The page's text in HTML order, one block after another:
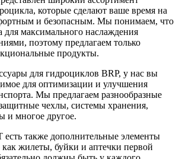
которые сделают ваше время на
и безопасным. Мы понимаем, что
для максимального наслаждения
поэтому предлагаем только
продукты.
для гидроциклов BRP, у нас вы
для оптимизации и улучшения
Мы предлагаем разнообразные
чехлы, системы хранения,
и многое другое.
есть также дополнительные элементы
как жилеты, буйки и аптечки первой